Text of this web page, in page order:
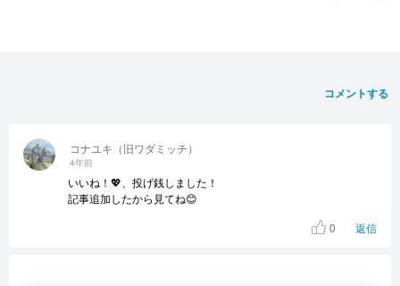
コメントする
コナユキ（旧ワダミッチ）
4年前
いいね！💖、投げ銭しました！
記事追加したから見てね😊
0
返信